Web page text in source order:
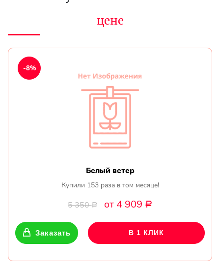
цене
Белый ветер
Купили 153 раза в том месяце!
5 350Р от 4 909 Р
-8%
Заказать В 1 КЛИК